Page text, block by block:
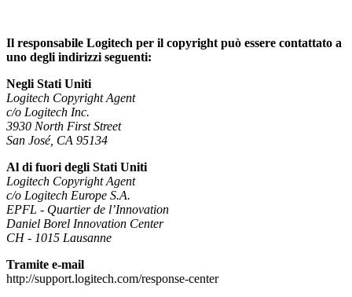
Il responsabile Logitech per il copyright può essere contattato a
uno degli indirizzi seguenti:
Negli Stati Uniti
Logitech Copyright Agent
c/o Logitech Inc.
3930 North First Street
San José, CA 95134
Al di fuori degli Stati Uniti
Logitech Copyright Agent
c/o Logitech Europe S.A.
EPFL - Quartier de l’Innovation
Daniel Borel Innovation Center
CH - 1015 Lausanne
Tramite e-mail
http://support.logitech.com/response-center